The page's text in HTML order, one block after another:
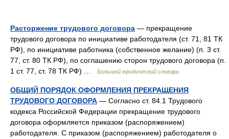
Расторжение трудового договора — прекращение
трудового договора по инициативе работодателя (ст. 71, 81 ТК
РФ), по инициативе работника (собственное желание) (п. 3 ст.
77, ст. 80 ТК РФ), по соглашению сторон трудового договора (п.
1 ст. 77, ст. 78 ТК РФ) …
Большой юридический словарь
ОБЩИЙ ПОРЯДОК ОФОРМЛЕНИЯ ПРЕКРАЩЕНИЯ
ТРУДОВОГО ДОГОВОРА — Согласно ст. 84.1 Трудового
кодекса Российской Федерации прекращение трудового
договора оформляется приказом (распоряжением)
работодателя. С приказом (распоряжением) работодателя о